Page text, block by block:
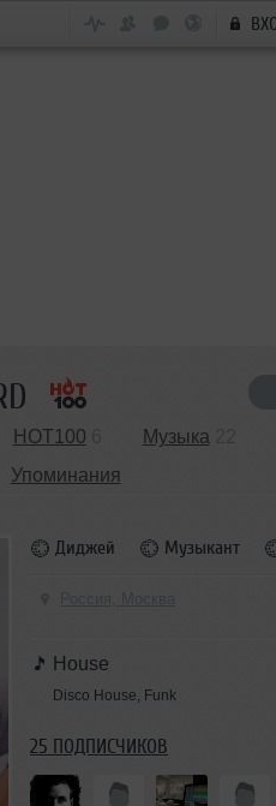
HOT100 Музыка
Упоминания
Диджей Музыкант
House
Disco House, Funk
25 ПОДПИСЧИКОВ